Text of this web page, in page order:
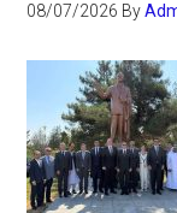
08/07/2026 By